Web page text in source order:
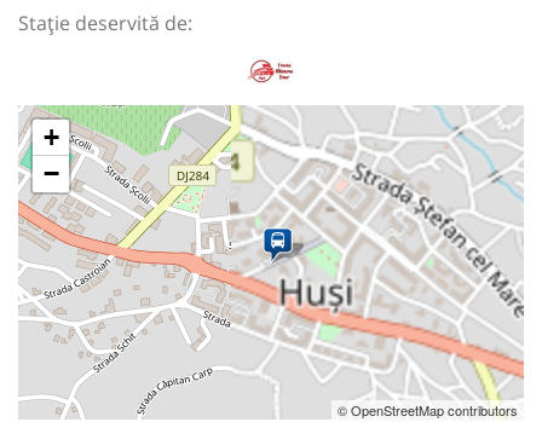
Stație deservită de:
+
−
© OpenStreetMap contributors